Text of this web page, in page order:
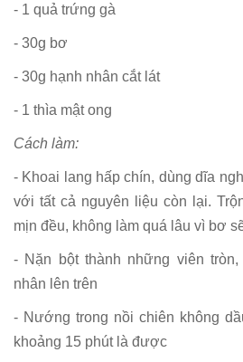
- 1 quả trứng gà
- 30g bơ
- 30g hạnh nhân cắt lát
- 1 thìa mật ong
Cách làm:
- Khoai lang hấp chín, dùng dĩa
với tất cả nguyên liệu còn lại.
mịn đều, không làm quá lâu vì bơ
- Nặn bột thành những viên
nhân lên trên
- Nướng trong nồi chiên không
khoảng 15 phút là được